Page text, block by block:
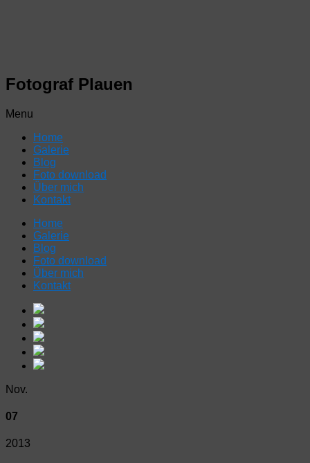
Fotograf Plauen
Menu
Home
Galerie
Blog
Foto download
Über mich
Kontakt
Home
Galerie
Blog
Foto download
Über mich
Kontakt
Nov.
07
2013